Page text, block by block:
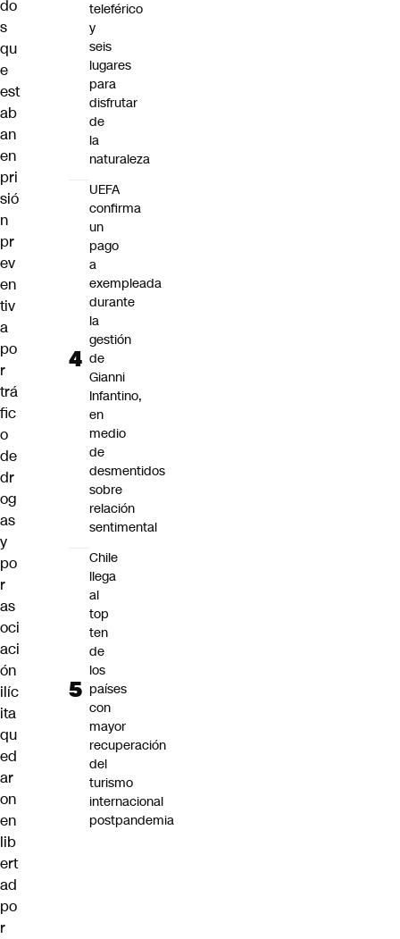
do
s
qu
e
est
ab
an
en
pri
sió
n
pr
ev
en
tiv
a
po
r
trá
fic
o
de
dr
og
as
y
po
r
as
oci
aci
ón
ilíc
ita
qu
ed
ar
on
en
lib
ert
ad
po
r
teleférico
y
seis
lugares
para
disfrutar
de
la
naturaleza
UEFA
confirma
un
pago
a
exempleada
durante
la
gestión
de
Gianni
Infantino,
en
medio
de
desmentidos
sobre
relación
sentimental
Chile
llega
al
top
ten
de
los
países
con
mayor
recuperación
del
turismo
internacional
postpandemia